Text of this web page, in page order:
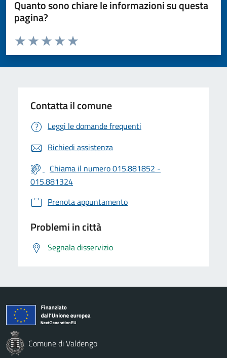
Quanto sono chiare le informazioni su questa
pagina?
Valuta da 1 a 5 stelle la pagina
Valuta 5 stelle su 5
Valuta 4 stelle su 5
Valuta 3 stelle su 5
Valuta 2 stelle su 5
Valuta 1 stelle su 5
Contatta il comune
Leggi le domande frequenti
Richiedi assistenza
Chiama il numero 015.881852 -
015.881324
Prenota appuntamento
Problemi in città
Segnala disservizio
Comune di Valdengo